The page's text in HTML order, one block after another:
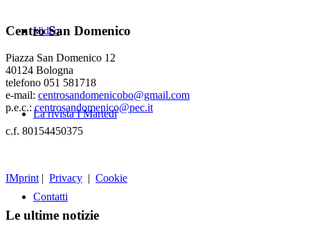
Video
La rivista I Martedì
Contatti
Centro San Domenico
Piazza San Domenico 12
40124 Bologna
telefono 051 581718
e-mail: centrosandomenicobo@gmail.com
p.e.c.:centrosandomenico@pec.it
c.f. 80154450375
IMprint | Privacy | Cookie
Le ultime notizie